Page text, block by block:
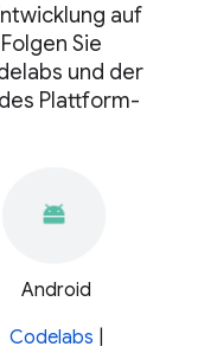
auf
Sie
und der
Plattform-
Android
Codelabs